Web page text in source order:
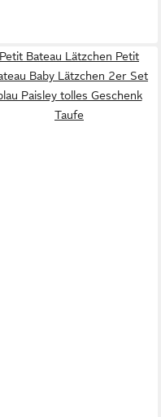
Petit Bateau Lätzchen Petit
Baby Lätzchen 2er Set
Paisley tolles Geschenk
Taufe